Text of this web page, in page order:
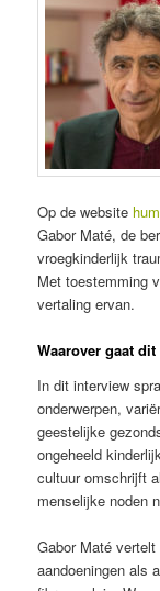
Op de website
Gabor Maté, de
vroegkinderlijk
Met toestemming
vertaling ervan.
Waarover gaat
In dit interview
onderwerpen,
geestelijke
ongeheeld
cultuur omschrijft
menselijke noden
Gabor Maté
aandoeningen als